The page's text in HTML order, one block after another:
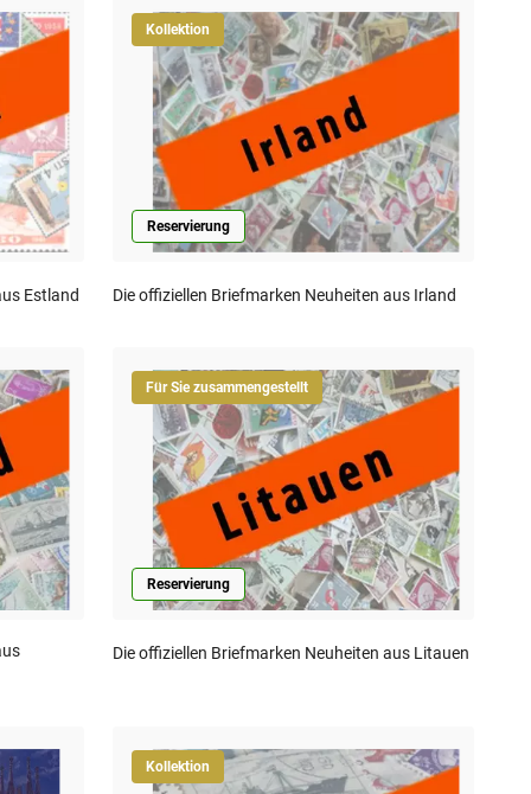
Estland
Kollektion
Reservierung
Die offiziellen Briefmarken Neuheiten aus Irland
Für Sie zusammengestellt
Reservierung
Die offiziellen Briefmarken Neuheiten aus Litauen
Kollektion